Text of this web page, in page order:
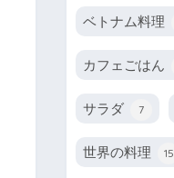
ベトナム料理
カフェごはん
サラダ 7
世界の料理 15